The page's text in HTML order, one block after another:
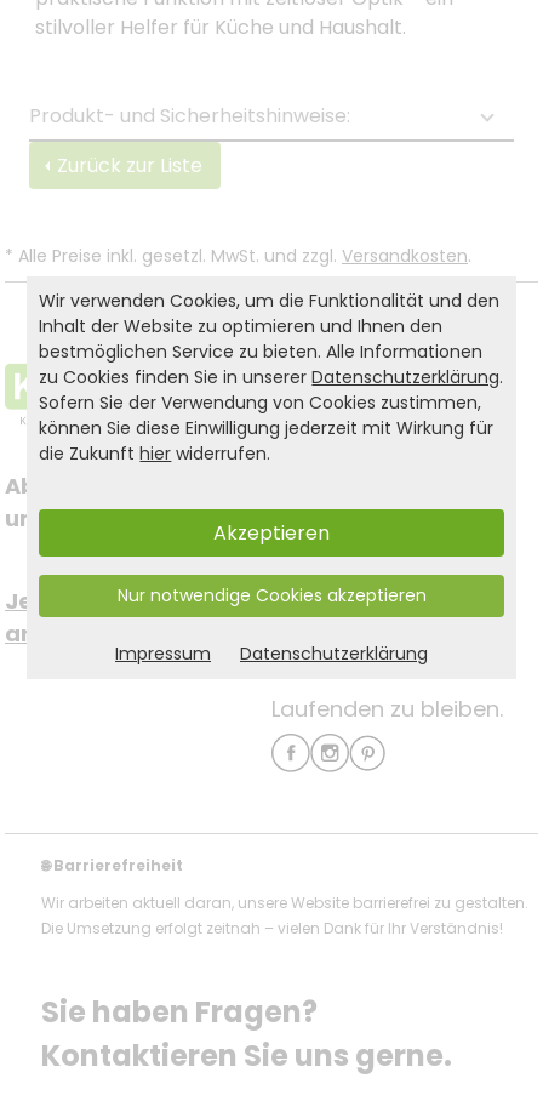
stilvoller Helfer für Küche und Haushalt.
Produkt- und Sicherheitshinweise:
Zurück zur Liste
* Alle Preise inkl. gesetzl. MwSt. und zzgl. Versandkosten.
Abonnieren Sie jetzt
unseren Newsletter
Jetzt kostenfrei
anmelden >
Folgen Sie uns auf
Social Media
um immer auf dem
Laufenden zu bleiben.
🌐Barrierefreiheit
Wir arbeiten aktuell daran, unsere Website barrierefrei zu gestalten.
Die Umsetzung erfolgt zeitnah – vielen Dank für Ihr Verständnis!
Sie haben Fragen?
Kontaktieren Sie uns gerne.
Wir verwenden Cookies, um die Funktionalität und den
Inhalt der Website zu optimieren und Ihnen den
bestmöglichen Service zu bieten. Alle Informationen
zu Cookies finden Sie in unsererDatenschutzerklärung.
Sofern Sie der Verwendung von Cookies zustimmen,
können Sie diese Einwilligung jederzeit mit Wirkung für
die Zukunfthier widerrufen.
Akzeptieren
Nur notwendige Cookies akzeptieren
Impressum Datenschutzerklärung